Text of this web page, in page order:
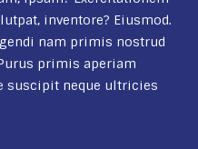
inventore? Eiusmod.
nam primis nostrud
primis aperiam
suscipit neque ultricies